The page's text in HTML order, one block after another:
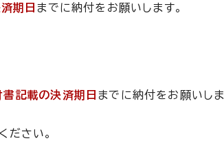
期日 までに納付をお願いします。
書記載の決済期日 までに納付をお願いしま
ださい。